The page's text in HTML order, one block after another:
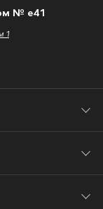
№ e41
1